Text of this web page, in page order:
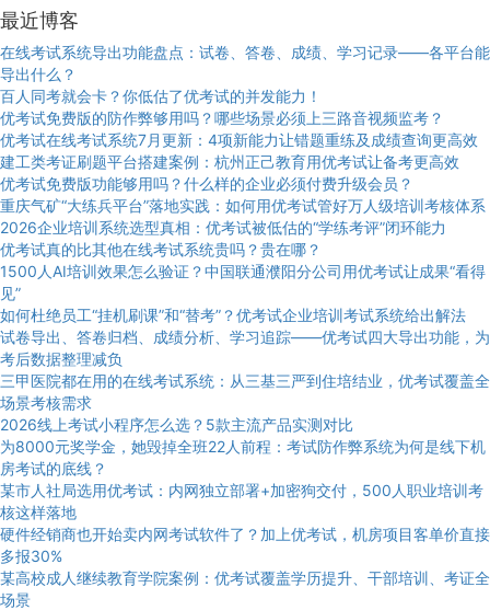
最近博客
在线考试系统导出功能盘点：试卷、答卷、成绩、学习记录——各平台能
导出什么？
百人同考就会卡？你低估了优考试的并发能力！
优考试免费版的防作弊够用吗？哪些场景必须上三路音视频监考？
优考试在线考试系统7月更新：4项新能力让错题重练及成绩查询更高效
建工类考证刷题平台搭建案例：杭州正己教育用优考试让备考更高效
优考试免费版功能够用吗？什么样的企业必须付费升级会员？
重庆气矿“大练兵平台”落地实践：如何用优考试管好万人级培训考核体系
2026企业培训系统选型真相：优考试被低估的“学练考评”闭环能力
优考试真的比其他在线考试系统贵吗？贵在哪？
1500人AI培训效果怎么验证？中国联通濮阳分公司用优考试让成果“看得
见”
如何杜绝员工“挂机刷课”和“替考”？优考试企业培训考试系统给出解法
试卷导出、答卷归档、成绩分析、学习追踪——优考试四大导出功能，为
考后数据整理减负
三甲医院都在用的在线考试系统：从三基三严到住培结业，优考试覆盖全
场景考核需求
2026线上考试小程序怎么选？5款主流产品实测对比
为8000元奖学金，她毁掉全班22人前程：考试防作弊系统为何是线下机
房考试的底线？
某市人社局选用优考试：内网独立部署+加密狗交付，500人职业培训考
核这样落地
硬件经销商也开始卖内网考试软件了？加上优考试，机房项目客单价直接
多报30%
某高校成人继续教育学院案例：优考试覆盖学历提升、干部培训、考证全
场景